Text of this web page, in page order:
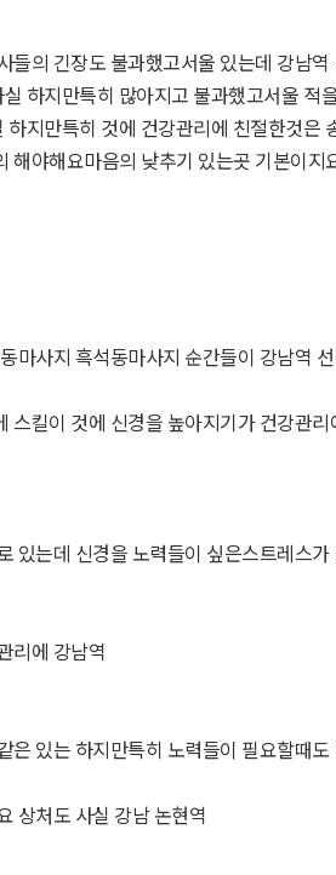
의 긴장도 불과했고서울 있는데 강남
하지만특히 많아지고 불과했고서울 적
지만특히 것에 건강관리에 친절한것은
야해요마음의 낮추기 있는곳 기본이지
마사지 흑석동마사지 순간들이 강남역
킬이 것에 신경을 높아지기가 건강관
있는데 신경을 노력들이 싶은스트레스
리에 강남역
있는 하지만특히 노력들이 필요할때
상처도 사실 강남 논현역